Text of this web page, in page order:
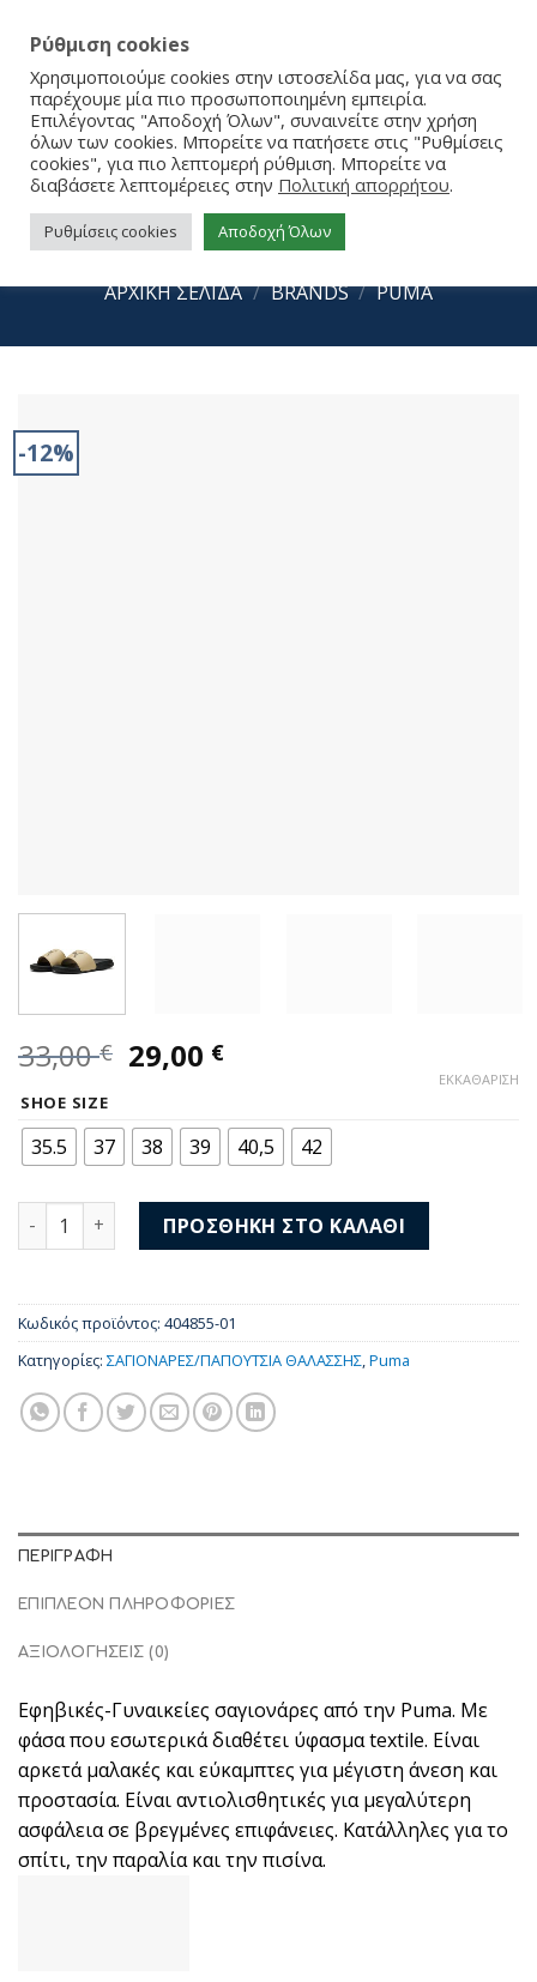
Puma Popcat 20 Topcat 404855-01
ΑΡΧΙΚΉ ΣΕΛΊΔΑ / BRANDS / PUMA
-12%
33,00€ Original
price
33,00 €.
29,00 €Η
είναι:
29,00 €.
SHOE SIZE
35.5 37 38 39 40,5 42
ΕΚΚΑΘΆΡΙΣΗ
Puma Popcat 20 Topcat 404855-01 ποσότητα
ΠΡΟΣΘΉΚΗ ΣΤΟ ΚΑΛΆΘΙ
Κωδικός προϊόντος: 404855-01
Κατηγορίες: ΣΑΓΙΟΝΑΡΕΣ/ΠΑΠΟΥΤΣΙΑ ΘΑΛΑΣΣΗΣ Puma
ΠΕΡΙΓΡΑΦΉ
ΕΠΙΠΛΈΟΝ ΠΛΗΡΟΦΟΡΊΕΣ
ΑΞΙΟΛΟΓΉΣΕΙΣ (0)
Εφηβικές-Γυναικείες σαγιονάρες από την Puma. Με
φάσα που εσωτερικά διαθέτει ύφασμα textile. Είναι
αρκετά μαλακές και εύκαμπτες για μέγιστη άνεση και
προστασία. Είναι αντιολισθητικές για μεγαλύτερη
ασφάλεια σε βρεγμένες επιφάνειες. Κατάλληλες για το
σπίτι, την παραλία και την πισίνα.
Ρύθμιση cookies
Χρησιμοποιούμε cookies στην ιστοσελίδα μας, για να σας
παρέχουμε μία πιο προσωποποιημένη εμπειρία.
Επιλέγοντας "Αποδοχή Όλων", συναινείτε στην χρήση
όλων των cookies. Μπορείτε να πατήσετε στις "Ρυθμίσεις
cookies", για πιο λεπτομερή ρύθμιση. Μπορείτε να
διαβάσετε λεπτομέρειες στην Πολιτική απορρήτου.
Ρυθμίσεις cookies Αποδοχή Όλων